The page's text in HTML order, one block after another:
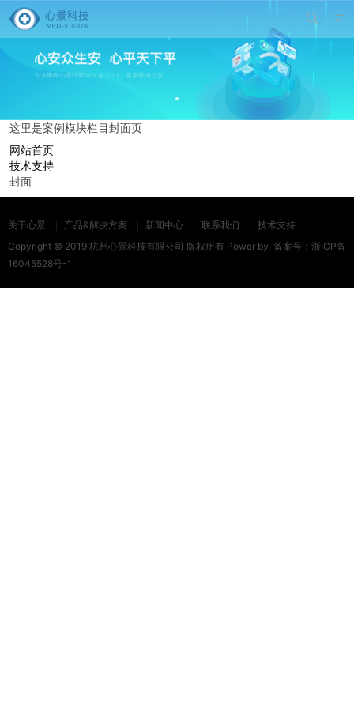


这里是案例模块栏目封面页
网站首页
技术支持
封面
关于心景 产品&解决方案 新闻中心 联系我们
技术支持
Copyright © 2019 杭州心景科技有限公司 版权所有 Power by 备案号： 浙ICP备
16045528号-1